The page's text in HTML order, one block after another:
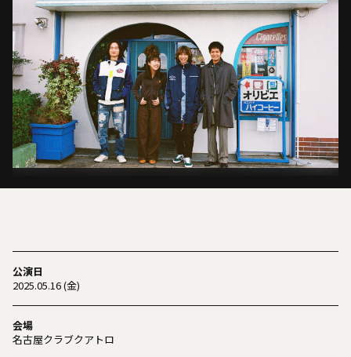
公演日
2025.05.16 (金)
会場
名古屋クラブクアトロ